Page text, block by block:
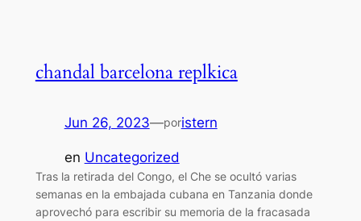
chandal barcelona replkica
Jun 26, 2023—poristern
en Uncategorized
Tras la retirada del Congo, el Che se ocultó varias
semanas en la embajada cubana en Tanzania donde
aprovechó para escribir su memoria de la fracasada